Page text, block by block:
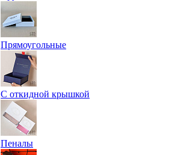
Прямоугольные
С откидной крышкой
Пеналы